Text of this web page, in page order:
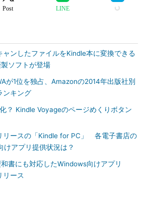
Post LINE
ャンしたファイルをKindle本に変換できる
ソフトが登場
が1位を独占、Amazonの2014年出版社別
ンキング
？ Kindle Voyageのページめくりボタン
リースの「Kindle for PC」 各電子書店の
けアプリ提供状況は？
書にも対応したWindows向けアプリ
リース